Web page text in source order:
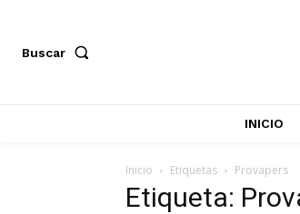
Buscar
INICIO
Inicio Etiquetas Provapers
Etiqueta: